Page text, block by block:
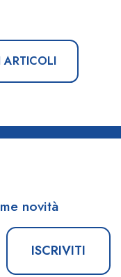
ARTICOLI
novità
ISCRIVITI